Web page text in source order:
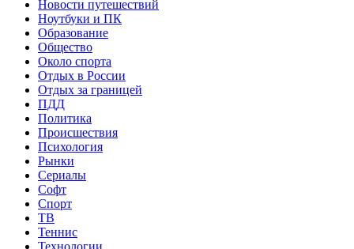
Новости путешествий
Ноутбуки и ПК
Образование
Общество
Около спорта
Отдых в России
Отдых за границей
ПДД
Политика
Происшествия
Психология
Рынки
Сериалы
Софт
Спорт
ТВ
Теннис
Технологии